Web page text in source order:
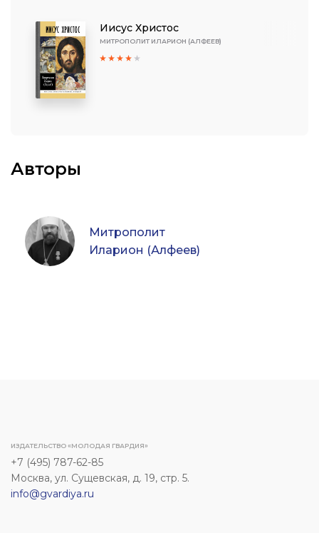
Иисус Христос
МИТРОПОЛИТ ИЛАРИОН (АЛФЕЕВ)
Авторы
Митрополит
Иларион (Алфеев)
ИЗДАТЕЛЬСТВО «МОЛОДАЯ ГВАРДИЯ»
+7 (495) 787-62-85
Москва, ул. Сущевская, д. 19, стр. 5.
info@gvardiya.ru